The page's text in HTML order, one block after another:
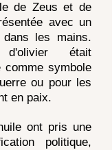
de Zeus et de
avec un
dans les mains.
était
comme symbole
ou pour les
en paix.
ont pris une
politique,